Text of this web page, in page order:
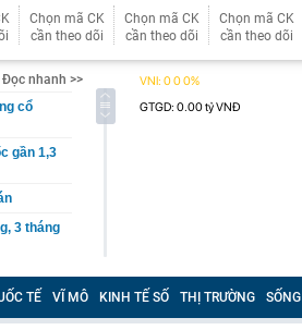
Chọn mã CK
cần theo dõi
Chọn mã CK
cần theo dõi
Chọn mã CK
cần theo dõi
Đọc nhanh >>
cổ
gần 1,3
3 tháng
tỷ, giảm
“chắc
TẾ VĨ MÔ KINH TẾ SỐ THỊ TRƯỜNG SỐNG